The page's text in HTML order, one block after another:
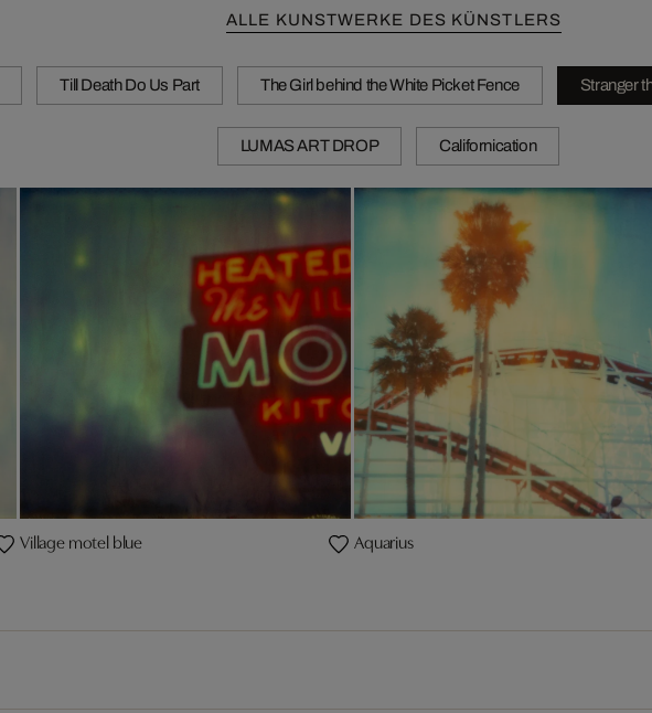
ALLE KUNSTWERKE DES KÜNSTLERS
Till Death Do Us Part The Girl behind the White Picket Fence Stranger
LUMAS ART DROP Californication
Village motel blue Aquarius